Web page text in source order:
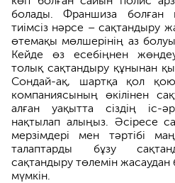
болады. Франшиза болған
тиімсіз нәрсе – сақтандыру
өтемақы мөлшерінің аз
Кейде өз есебіңнен
толық сақтандыру құнынан
Сондай-ақ, шартқа қол
компаниясының өкілінен
алған уақытта сіздің іс-
нақтылап алыңыз. Әсіресе
мерзімдері мен тәртібі
талаптарды бұзу
сақтандыру төлемін жасаудан
мүмкін.